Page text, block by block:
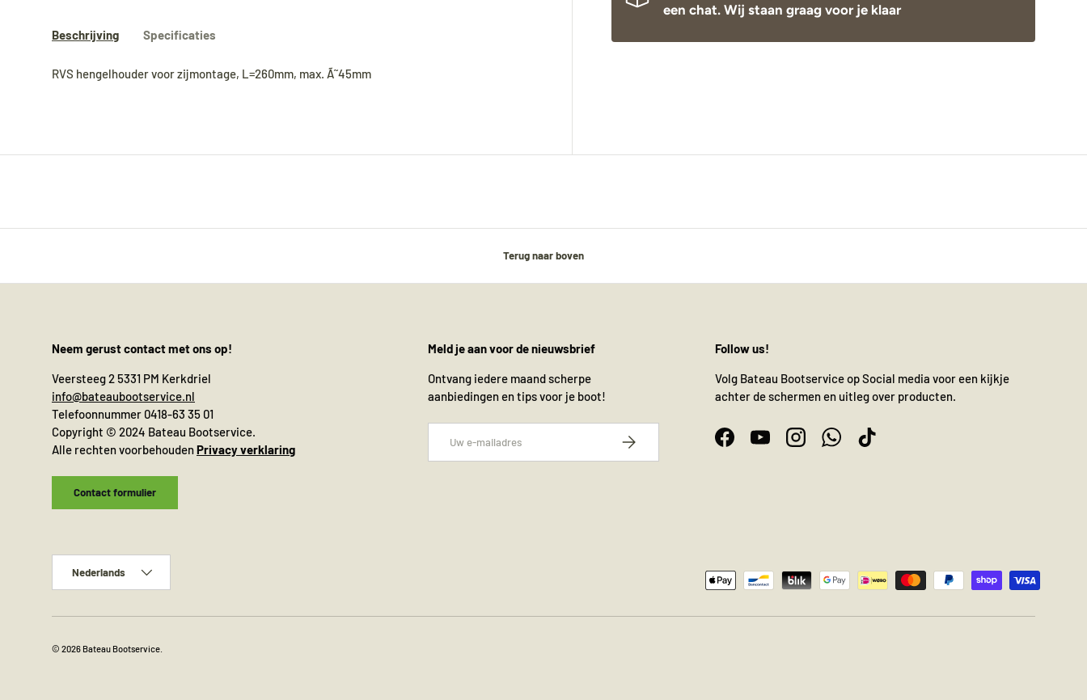
een chat. Wij staan graag voor je klaar
Beschrijving Specificaties
RVS hengelhouder voor zijmontage, L=260mm, max. Ã˜45mm
Terug naar boven
Neem gerust contact met ons op!
Veersteeg 2 5331 PM Kerkdriel
info@bateaubootservice.nl
Telefoonnummer 0418-63 35 01
Copyright © 2024 Bateau Bootservice.
Alle rechten voorbehoudenPrivacy verklaring
Contact formulier
Meld je aan voor de nieuwsbrief
Ontvang iedere maand scherpe
aanbiedingen en tips voor je boot!
Abonneer
Follow us!
Volg Bateau Bootservice op Social media voor een kijkje
achter de schermen en uitleg over producten.
FacebookYouTubeInstagramWhatsAppTikTok
Geaccepteerde betaalmethoden
Nederlands
© 2026 Bateau Bootservice